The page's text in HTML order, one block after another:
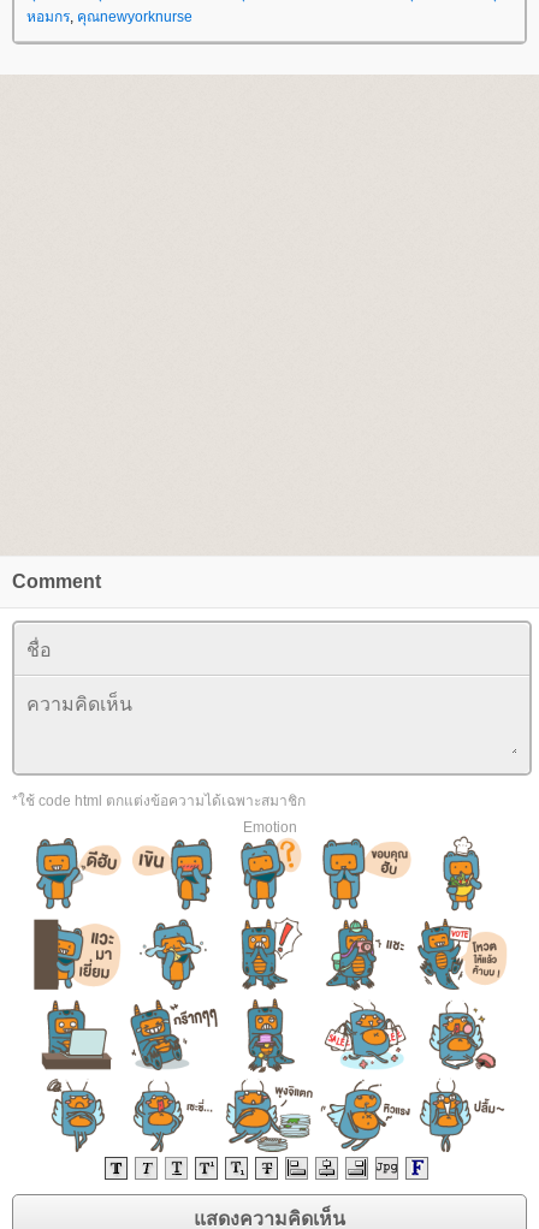
หอมกร, คุณnewyorknurse
Comment
*ใช้ code html ตกแต่งข้อความได้เฉพาะสมาชิก
Emotion